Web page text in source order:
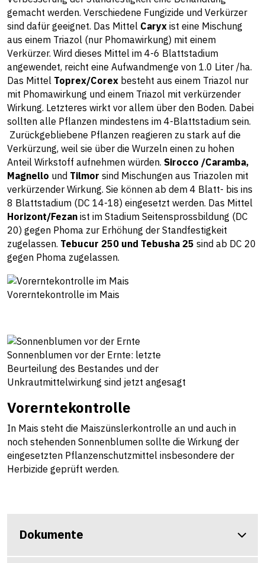
gemacht werden. Verschiedene Fungizide und Verkürzer
sind dafür geeignet. Das Mittel Caryx ist eine Mischung
aus einem Triazol (nur Phomawirkung) mit einem
Verkürzer. Wird dieses Mittel im 4-6 Blattstadium
angewendet, reicht eine Aufwandmenge von 1.0 Liter /ha.
Das Mittel Toprex/Corex besteht aus einem Triazol nur
mit Phomawirkung und einem Triazol mit verkürzender
Wirkung. Letzteres wirkt vor allem über den Boden. Dabei
sollten alle Pflanzen mindestens im 4-Blattstadium sein.
Zurückgebliebene Pflanzen reagieren zu stark auf die
Verkürzung, weil sie über die Wurzeln einen zu hohen
Anteil Wirkstoff aufnehmen würden. Sirocco /Caramba,
Magnello und Tilmor sind Mischungen aus Triazolen mit
verkürzender Wirkung. Sie können ab dem 4 Blatt- bis ins
8 Blattstadium (DC 14-18) eingesetzt werden. Das Mittel
Horizont/Fezan ist im Stadium Seitensprossbildung (DC
20) gegen Phoma zur Erhöhung der Standfestigkeit
zugelassen. Tebucur 250 und Tebusha 25 sind ab DC 20
gegen Phoma zugelassen.
Vorerntekontrolle im Mais
Sonnenblumen vor der Ernte: letzte
Beurteilung des Bestandes und der
Unkrautmittelwirkung sind jetzt angesagt
Vorerntekontrolle
In Mais steht die Maiszünslerkontrolle an und auch in
noch stehenden Sonnenblumen sollte die Wirkung der
eingesetzten Pflanzenschutzmittel insbesondere der
Herbizide geprüft werden.
Dokumente